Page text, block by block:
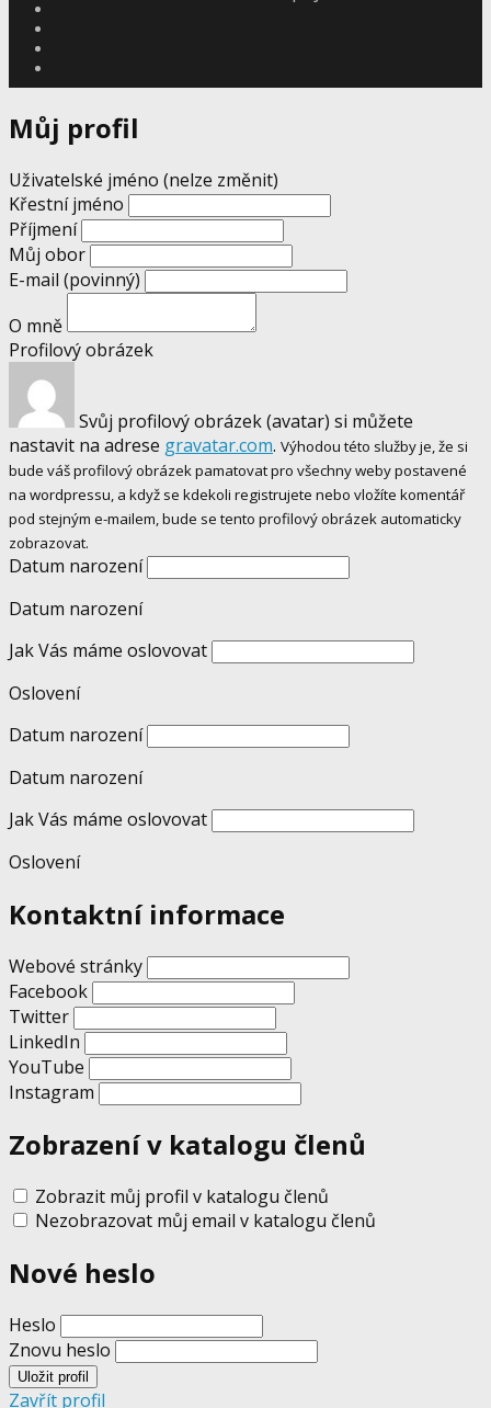
Můj profil
Uživatelské jméno (nelze změnit)
Křestní jméno
Příjmení
Můj obor
E-mail (povinný)
O mně
Profilový obrázek
Svůj profilový obrázek (avatar) si můžete
nastavit na adrese gravatar.com. Výhodou této služby je, že si
bude váš profilový obrázek pamatovat pro všechny weby postavené
na wordpressu, a když se kdekoli registrujete nebo vložíte komentář
pod stejným e-mailem, bude se tento profilový obrázek automaticky
zobrazovat.
Datum narození
Datum narození
Jak Vás máme oslovovat
Oslovení
Datum narození
Datum narození
Jak Vás máme oslovovat
Oslovení
Kontaktní informace
Webové stránky
Facebook
Twitter
LinkedIn
YouTube
Instagram
Zobrazení v katalogu členů
Zobrazit můj profil v katalogu členů
Nezobrazovat můj email v katalogu členů
Nové heslo
Heslo
Znovu heslo
Zavřít profil